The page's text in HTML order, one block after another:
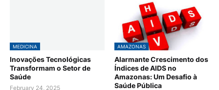
MEDICINA
Inovações Tecnológicas
Transformam o Setor de
Saúde
February 24, 2025
AMAZONAS
Alarmante Crescimento dos
Índices de AIDS no
Amazonas: Um Desafio à
Saúde Pública